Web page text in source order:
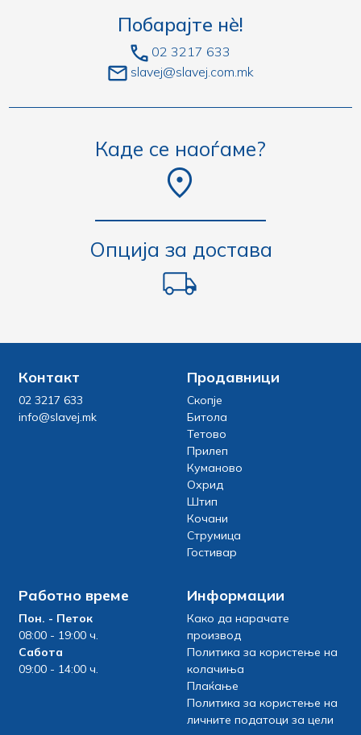
Побарајте нè!
02 3217 633
slavej@slavej.com.mk
Каде се наоѓаме?
Опција за достава
Контакт
02 3217 633
info@slavej.mk
Продавници
Скопје
Битола
Тетово
Прилеп
Куманово
Охрид
Штип
Кочани
Струмица
Гостивар
Работно време
Пон. - Петок
08:00 - 19:00 ч.
Сабота
09:00 - 14:00 ч.
Информации
Како да нарачате
производ
Политика за користење на
колачиња
Плаќање
Политика за користење на
личните податоци за цели